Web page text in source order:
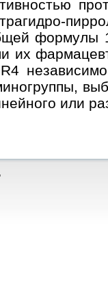
формулы
их
или